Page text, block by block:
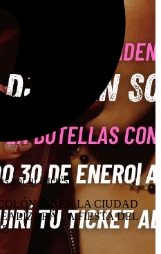
por tu interés!
516 EN LA CIUDAD
LA FIESTA DEL